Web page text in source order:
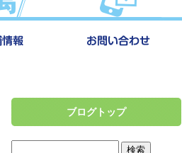
ブログトップ